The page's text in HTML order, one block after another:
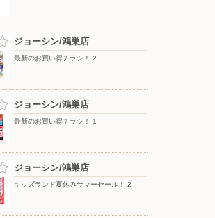
ジョーシン/鴻巣店
最新のお買い得チラシ！ 2
ジョーシン/鴻巣店
最新のお買い得チラシ！ 1
ジョーシン/鴻巣店
キッズランド夏休みサマーセール！ 2